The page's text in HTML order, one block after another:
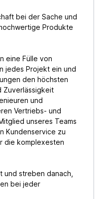
bei der Sache und
Produkte
eine Fülle von
jedes Projekt ein und
den höchsten
Zuverlässigkeit
und
Vertriebs- und
unseres Teams
Kundenservice zu
die komplexesten
und streben danach,
bei jeder